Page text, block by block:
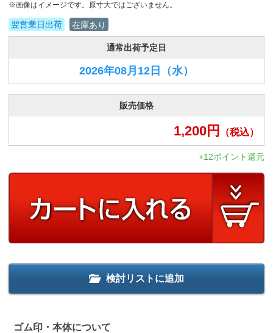
※画像はイメージです。原寸大ではございません。
翌営業日出荷 在庫あり
通常出荷予定日
2026年08月12日 （水）
販売価格
1,200円 （税込）
+12ポイント還元
検討リストに追加
ゴム印・本体について